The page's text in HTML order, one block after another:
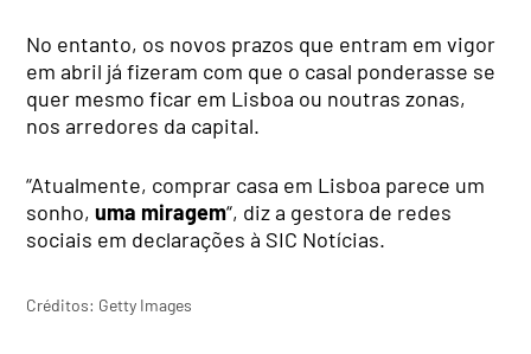
No entanto, os novos prazos que entram em vigor
em abril já fizeram com que o casal ponderasse se
quer mesmo ficar em Lisboa ou noutras zonas,
nos arredores da capital.
“Atualmente, comprar casa em Lisboa parece um
sonho,uma miragem“, diz a gestora de redes
sociais em declarações à SIC Notícias.
Créditos: Getty Images